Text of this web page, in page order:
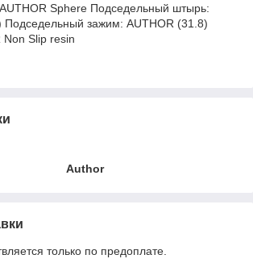
Sphere Подседельный штырь:
Подседельный зажим: AUTHOR (31.8)
Slip resin
Author
только по предоплате.